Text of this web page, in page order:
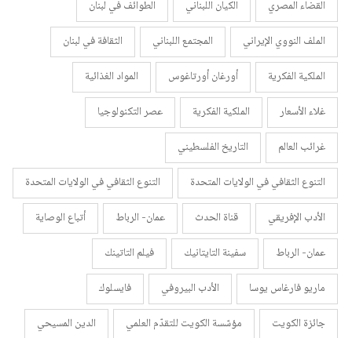
القضاء المصري
الكيان اللبناني
الطوائف في لبنان
الملف النووي الإيراني
المجتمع اللبناني
الثقافة في لبنان
الملكية الفكرية
أورغان أورتاغوس
المواد الغذائية
غلاء الأسعار
الملكية الفكرية
عصر التكنولوجيا
غرائب العالم
التاريخ الفلسطيني
التنوع الثقافي في الولايات المتحدة
التنوع الثقافي في الولايات المتحدة
الأدب الإفريقي
قناة الحدث عمان- الرباط
أتباع الوصاية
عمان- الرباط
سفينة التايتانيك
فيلم التاتينك
ماريو فارغاس يوسا
الأدب البيروفي
فايسلوك
جائزة الكويت
مؤسّسة الكويت للتقدّم العلمي
الدين المسيحي